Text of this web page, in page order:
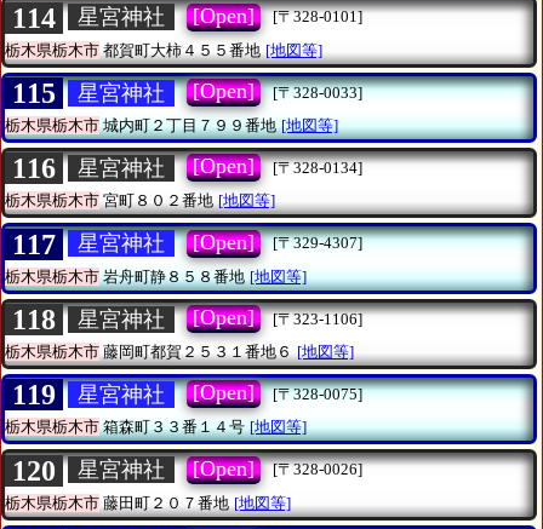
114 星宮神社 [Open]
[〒328-0101]
栃木県栃木市 都賀町大柿４５５番地 [地図等]
115 星宮神社 [Open]
[〒328-0033]
栃木県栃木市城内町２丁目７９９番地 [地図等]
116 星宮神社 [Open]
[〒328-0134]
栃木県栃木市宮町８０２番地 [地図等]
117 星宮神社 [Open]
[〒329-4307]
栃木県栃木市岩舟町静８５８番地 [地図等]
118 星宮神社 [Open]
[〒323-1106]
栃木県栃木市藤岡町都賀２５３１番地６ [地図等]
119 星宮神社 [Open]
[〒328-0075]
栃木県栃木市箱森町３３番１４号 [地図等]
120 星宮神社 [Open]
[〒328-0026]
栃木県栃木市 藤田町２０７番地 [地図等]